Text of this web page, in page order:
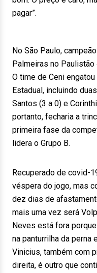
pagar”.
No São Paulo,
Palmeiras no
O time de Ceni
Estadual, incluindo
Santos (3 a 0) e
portanto, fecharia a
primeira fase da
lidera o Grupo B.
Recuperado de covid-
véspera do jogo, mas
dez dias de
mais uma vez será
Neves está fora
na panturrilha da
Vinicius, também com
direita, é outro que